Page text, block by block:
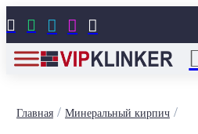
    
Главная/ Минеральный кирпич/